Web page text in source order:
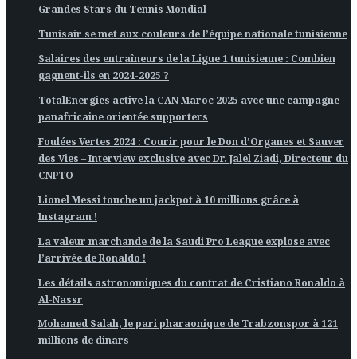
Grandes Stars du Tennis Mondial
Tunisair se met aux couleurs de l’équipe nationale tunisienne
Salaires des entraîneurs de la Ligue 1 tunisienne : Combien
gagnent-ils en 2024-2025 ?
TotalEnergies active la CAN Maroc 2025 avec une campagne
panafricaine orientée supporters
Foulées Vertes 2024 : Courir pour le Don d’Organes et Sauver
des Vies – Interview exclusive avec Dr. Jalel Ziadi, Directeur du
CNPTO
Lionel Messi touche un jackpot à 10 millions grâce à
Instagram !
La valeur marchande de la Saudi Pro League explose avec
l’arrivée de Ronaldo !
Les détails astronomiques du contrat de Cristiano Ronaldo à
Al-Nassr
Mohamed Salah, le pari pharaonique de Trabzonspor à 121
millions de dinars